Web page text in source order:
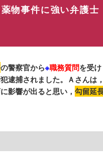
物事件に強い弁護
の警察官から※職務質問を受け
逮捕されました。Ａさんは
影響が出ると思い， 勾留延